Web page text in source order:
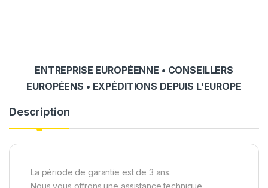
ENTREPRISE EUROPÉENNE • CONSEILLERS
EUROPÉENS • EXPÉDITIONS DEPUIS L’EUROPE
Description
La période de garantie est de 3 ans.
Nous vous offrons une assistance technique